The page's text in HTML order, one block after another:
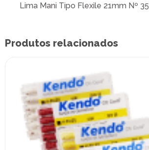
Lima Mani Tipo Flexile 21mm Nº 35
Produtos relacionados